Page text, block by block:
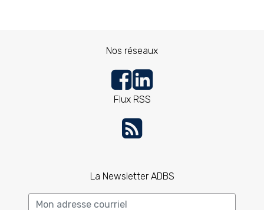
Nos réseaux
Flux RSS
La Newsletter ADBS